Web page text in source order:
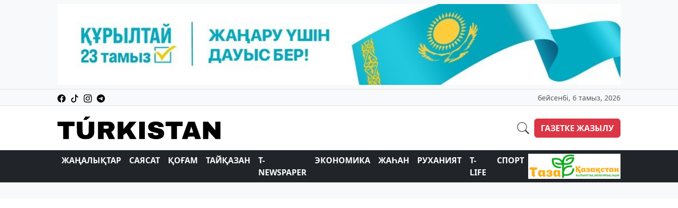
бейсенбі, 6 тамыз, 2026
ГАЗЕТКЕ ЖАЗЫЛУ
ЖАҢАЛЫҚТАР САЯСАТ ҚОҒАМ ТАЙҚАЗАН
T-
NEWSPAPER
ЭКОНОМИКА ЖАҺАН РУХАНИЯТ
T-
LIFE
СПОРТ